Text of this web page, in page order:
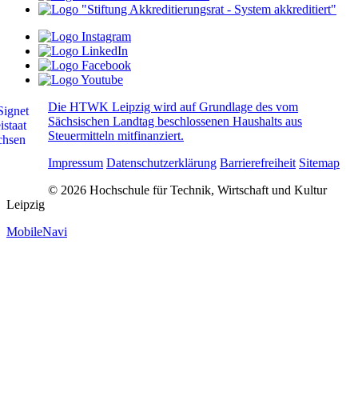
Die HTWK Leipzig wird auf Grundlage des vom
Sächsischen Landtag beschlossenen Haushalts aus
Steuermitteln mitfinanziert.
Impressum Datenschutzerklärung Barrierefreiheit Sitemap
© 2026 Hochschule für Technik, Wirtschaft und Kultur
Leipzig
MobileNavi